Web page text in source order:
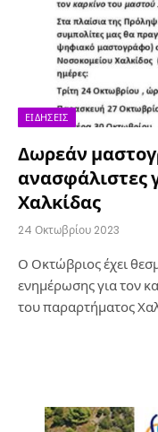
ΕΙΔΉΣΕΙΣ
Δωρεάν
ανασφάλιστες
Χαλκίδας
24 Οκτωβρίου 2023
Ο Οκτώβριος έχει
ενημέρωσης για τον
του παραρτήματος